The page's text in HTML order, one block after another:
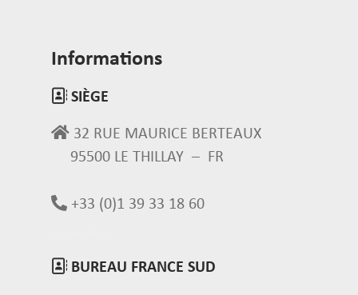
Informations
SIÈGE
32 RUE MAURICE BERTEAUX
95500 LE THILLAY – FR
+33 (0)1 39 33 18 60
BUREAU FRANCE SUD